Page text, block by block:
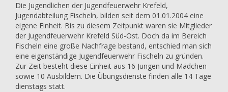
Die Jugendlichen der Jugendfeuerwehr Krefeld,
Jugendabteilung Fischeln, bilden seit dem 01.01.2004 eine
eigene Einheit. Bis zu diesem Zeitpunkt waren sie Mitglieder
der Jugendfeuerwehr Krefeld Süd-Ost. Doch da im Bereich
Fischeln eine große Nachfrage bestand, entschied man sich
eine eigenständige Jugendfeuerwehr Fischeln zu gründen.
Zur Zeit besteht diese Einheit aus 16 Jungen und Mädchen
sowie 10 Ausbildern. Die Übungsdienste finden alle 14 Tage
dienstags statt.